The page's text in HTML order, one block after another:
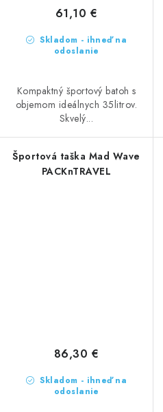
Skladom - ihneď na
odoslanie
61,10 €
Kompaktný športový batoh s
objemom ideálnych 35litrov.
Skvelý...
Športová taška Mad Wave
PACKnTRAVEL
Skladom - ihneď na
odoslanie
86,30 €